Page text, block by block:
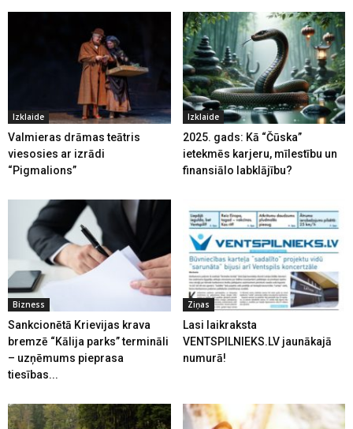
Izklaide
Valmieras drāmas teātris
viesosies ar izrādi
“Pigmalions”
Izklaide
2025. gads: Kā “Čūska”
ietekmēs karjeru, mīlestību un
finansiālo labklājību?
Bizness
Sankcionētā Krievijas krava
bremzē “Kālija parks” termināli
– uzņēmums pieprasa
tiesības...
Ziņas
Lasi laikraksta
VENTSPILNIEKS.LV jaunākajā
numurā!